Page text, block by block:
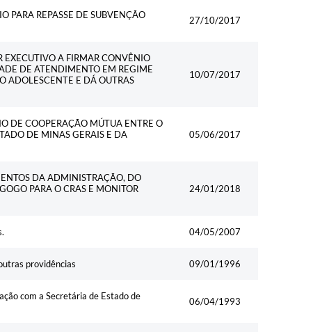
PARA REPASSE DE SUBVENÇÃO
27/10/2017
EXECUTIVO A FIRMAR CONVÊNIO
DE ATENDIMENTO EM REGIME
ADOLESCENTE E DÁ OUTRAS
10/07/2017
DE COOPERAÇÃO MÚTUA ENTRE O
DE MINAS GERAIS E DA
05/06/2017
DA ADMINISTRAÇÃO, DO
PARA O CRAS E MONITOR
24/01/2018
04/05/2007
providências 09/01/1996
com a Secretária de Estado de
06/04/1993